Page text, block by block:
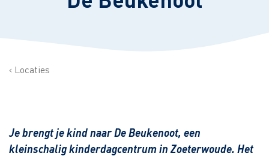
Locaties
Je brengt je kind naar De Beukenoot, een
kleinschalig kinderdagcentrum in Zoeterwoude. Het